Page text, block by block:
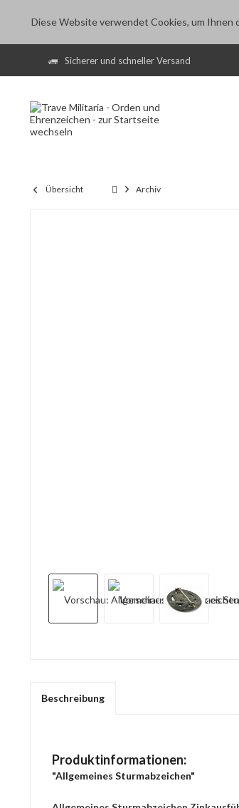
Diese Website verwendet Cookies, um
Sicherer und schneller Versand
Übersicht Archiv
Beschreibung
Produktinformationen:
"Allgemeines Sturmabzeichen"